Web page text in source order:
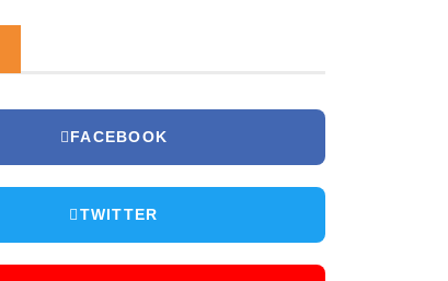
FACEBOOK
TWITTER